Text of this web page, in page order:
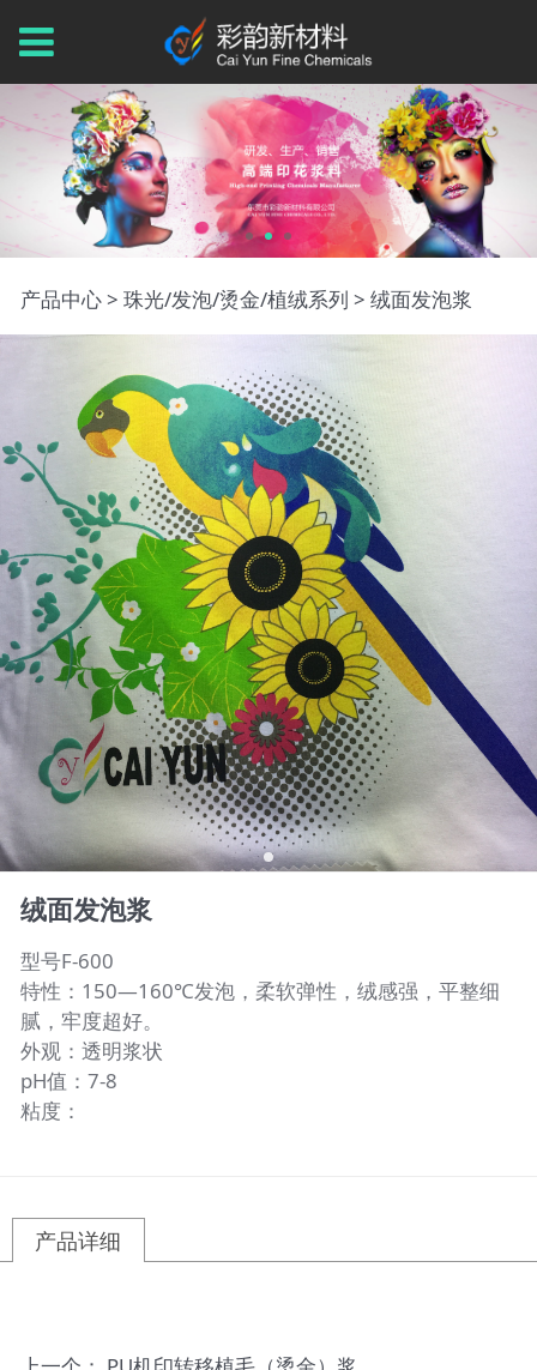
绒面发泡浆
产品中心> 珠光/发泡/烫金/植绒系列 > 绒面发泡浆
绒面发泡浆
型号F-600
特性：150—160℃发泡，柔软弹性，绒感强，平整细
腻，牢度超好。
外观：透明浆状
pH值：7-8
粘度：
产品详细